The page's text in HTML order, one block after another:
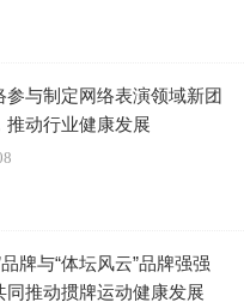
接拉满，完成任务的那
关注的pvp玩法方面，游
技能和强调团队合作，进
玩法也更加丰富了。
诛仙世界》不管是现场气
亮点，反正小编我是逛的
参与制定网络表演领域新团
推动行业健康发展
品牌与“体坛风云”品牌强强
同推动掼牌运动健康发展